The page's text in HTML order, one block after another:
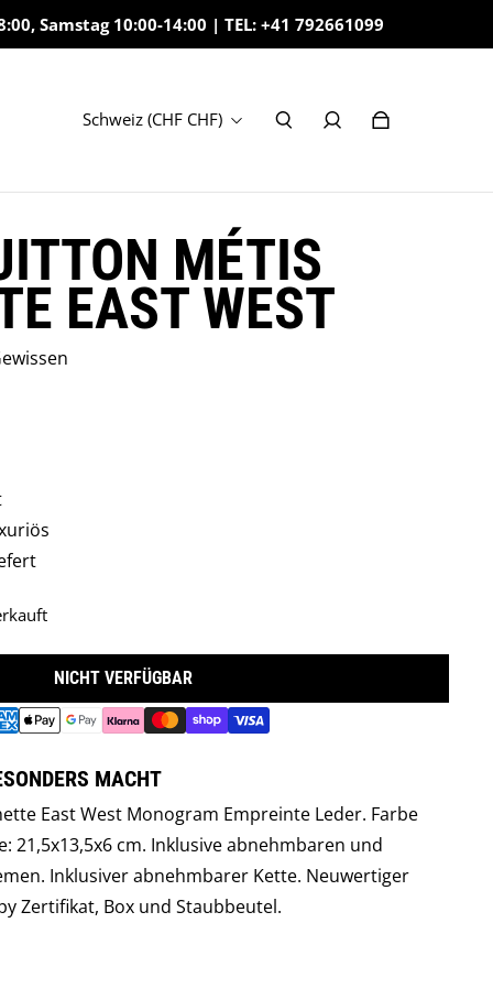
Samstag 10:00-14:00 | TEL: +41 792661099
Schweiz (CHF CHF)
MÉTIS
EAST WEST
NICHT VERFÜGBAR
MACHT
East West Monogram Empreinte Leder. Farbe
21,5x13,5x6 cm. Inklusive abnehmbaren und
Inklusiver abnehmbarer Kette. Neuwertiger
Zertifikat, Box und Staubbeutel.